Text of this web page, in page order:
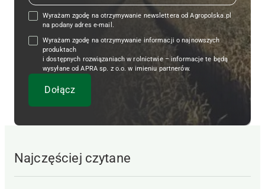
Wyrażam zgodę na otrzymywanie newslettera od Agropolska.pl
na podany adres e-mail.
Wyrażam zgodę na otrzymywanie informacji o najnowszych
produktach
i dostępnych rozwiązaniach w rolnictwie – informacje te będą
wysyłane od APRA sp. z o.o. w imieniu partnerów.
Najczęściej czytane